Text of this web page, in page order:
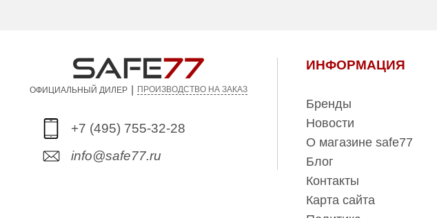
ОФИЦИАЛЬНЫЙ ДИЛЕР | ПРОИЗВОДСТВО НА ЗАКАЗ
+7 (495) 755-32-28
info@safe77.ru
ИНФОРМАЦИЯ
Бренды
Новости
О магазине safe77
Блог
Контакты
Карта сайта